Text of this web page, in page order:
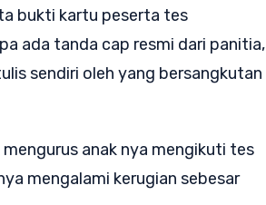
bukti kartu peserta tes
ada tanda cap resmi dari panitia,
sendiri oleh yang bersangkutan
anak nya mengikuti tes
mengalami kerugian sebesar